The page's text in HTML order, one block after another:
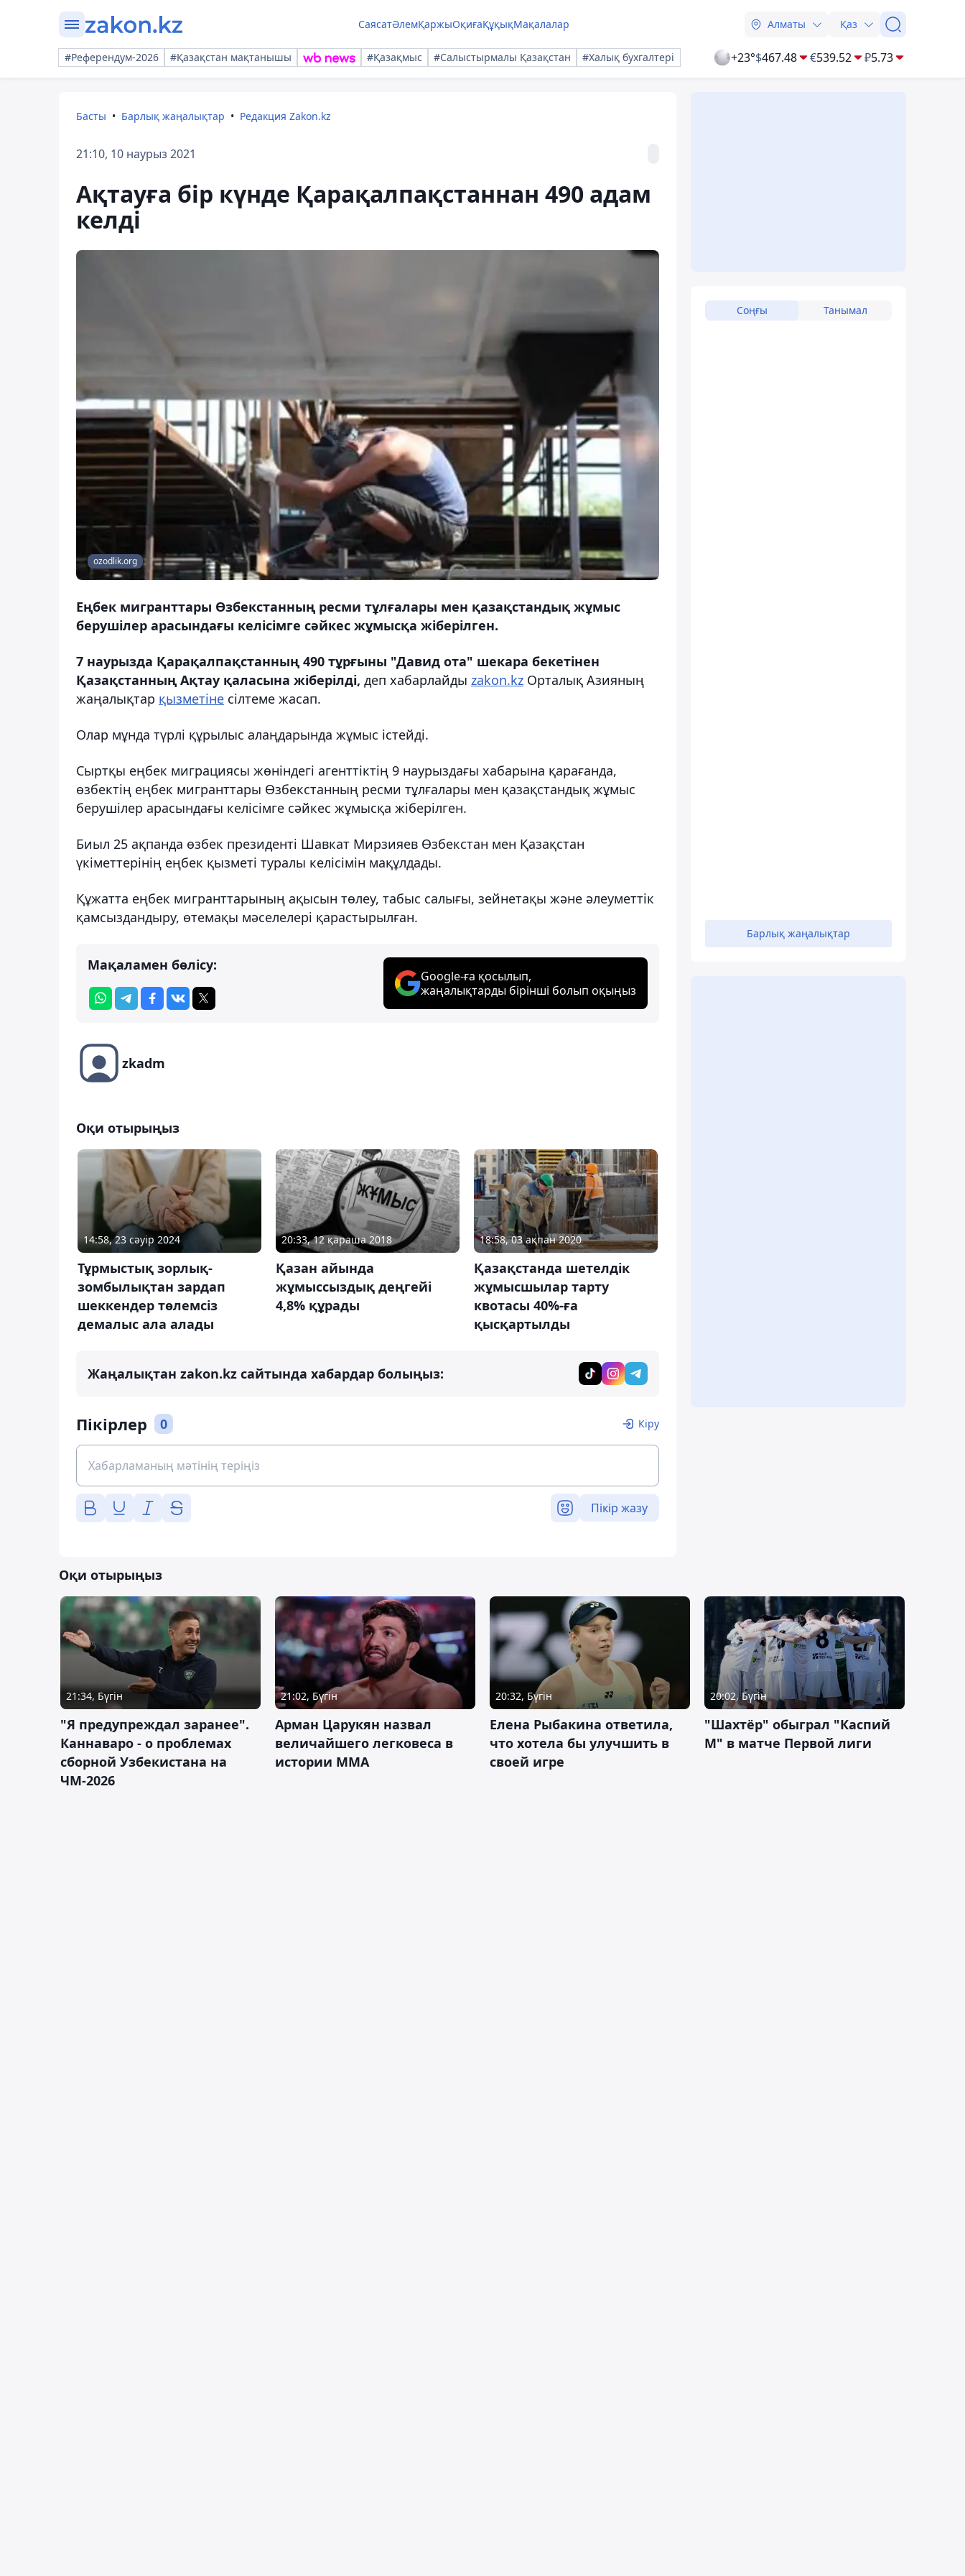
СаясатӘлемҚаржыОқиғаҚұқықМақалалар Алматы Қаз
#Референдум-2026 #Қазақстан мақтанышы #Қазақмыс #Салыстырмалы Қазақстан #Халық бухгалтері +23°$467.48 €539.52 ₽5.73
Басты Барлық жаңалықтар Редакция Zakon.kz
21:10, 10 наурыз 2021
Ақтауға бір күнде Қарақалпақстаннан 490 адам
келді
ozodlik.org
Еңбек мигранттары Өзбекстанның ресми тұлғалары мен қазақстандық жұмыс
берушілер арасындағы келісімге сәйкес жұмысқа жіберілген.
7 наурызда Қарақалпақстанның 490 тұрғыны "Давид ота" шекара бекетінен
Қазақстанның Ақтау қаласына жіберілді, деп хабарлайды zakon.kz Орталық Азияның
жаңалықтар қызметіне сілтеме жасап.
Олар мұнда түрлі құрылыс алаңдарында жұмыс істейді.
Сыртқы еңбек миграциясы жөніндегі агенттіктің 9 наурыздағы хабарына қарағанда,
өзбектің еңбек мигранттары Өзбекстанның ресми тұлғалары мен қазақстандық жұмыс
берушілер арасындағы келісімге сәйкес жұмысқа жіберілген.
Биыл 25 ақпанда өзбек президенті Шавкат Мирзияев Өзбекстан мен Қазақстан
үкіметтерінің еңбек қызметі туралы келісімін мақұлдады.
Құжатта еңбек мигранттарының ақысын төлеу, табыс салығы, зейнетақы және әлеуметтік
қамсыздандыру, өтемақы мәселелері қарастырылған.
Мақаламен бөлісу:
Google-ға қосылып,
жаңалықтарды бірінші болып оқыңыз
zkadm
Оқи отырыңыз
14:58, 23 сәуір 2024
Тұрмыстық зорлық-
зомбылықтан зардап
шеккендер төлемсіз
демалыс ала алады
20:33, 12 қараша 2018
Қазан айында
жұмыссыздық деңгейі
4,8% құрады
18:58, 03 ақпан 2020
Қазақстанда шетелдік
жұмысшылар тарту
квотасы 40%-ға
қысқартылды
Жаңалықтан zakon.kz сайтында хабардар болыңыз:
Пікірлер 0 Кіру
Пікір жазу
Соңғы Танымал
Барлық жаңалықтар
Оқи отырыңыз
21:34, Бүгін
"Я предупреждал заранее".
Каннаваро - о проблемах
сборной Узбекистана на
ЧМ-2026
21:02, Бүгін
Арман Царукян назвал
величайшего легковеса в
истории ММА
20:32, Бүгін
Елена Рыбакина ответила,
что хотела бы улучшить в
своей игре
20:02, Бүгін
"Шахтёр" обыграл "Каспий
М" в матче Первой лиги